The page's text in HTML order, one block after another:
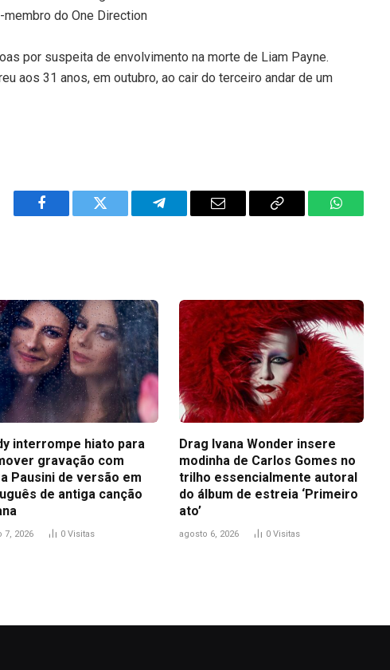
do One Direction
por suspeita de envolvimento na morte de Liam Payne.
aos 31 anos, em outubro, ao cair do terceiro andar de um
Facebook Twitter Telegram Email
Copy
WhatsApp
interrompe hiato para
gravação com
Pausini de versão em
de antiga canção
7, 2026 0 Visitas
Drag Ivana Wonder insere
modinha de Carlos Gomes no
trilho essencialmente autoral
do álbum de estreia ‘Primeiro
ato’
agosto 6, 2026 0 Visitas